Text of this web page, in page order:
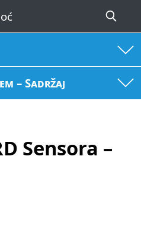
– Sadržaj
Sensora –